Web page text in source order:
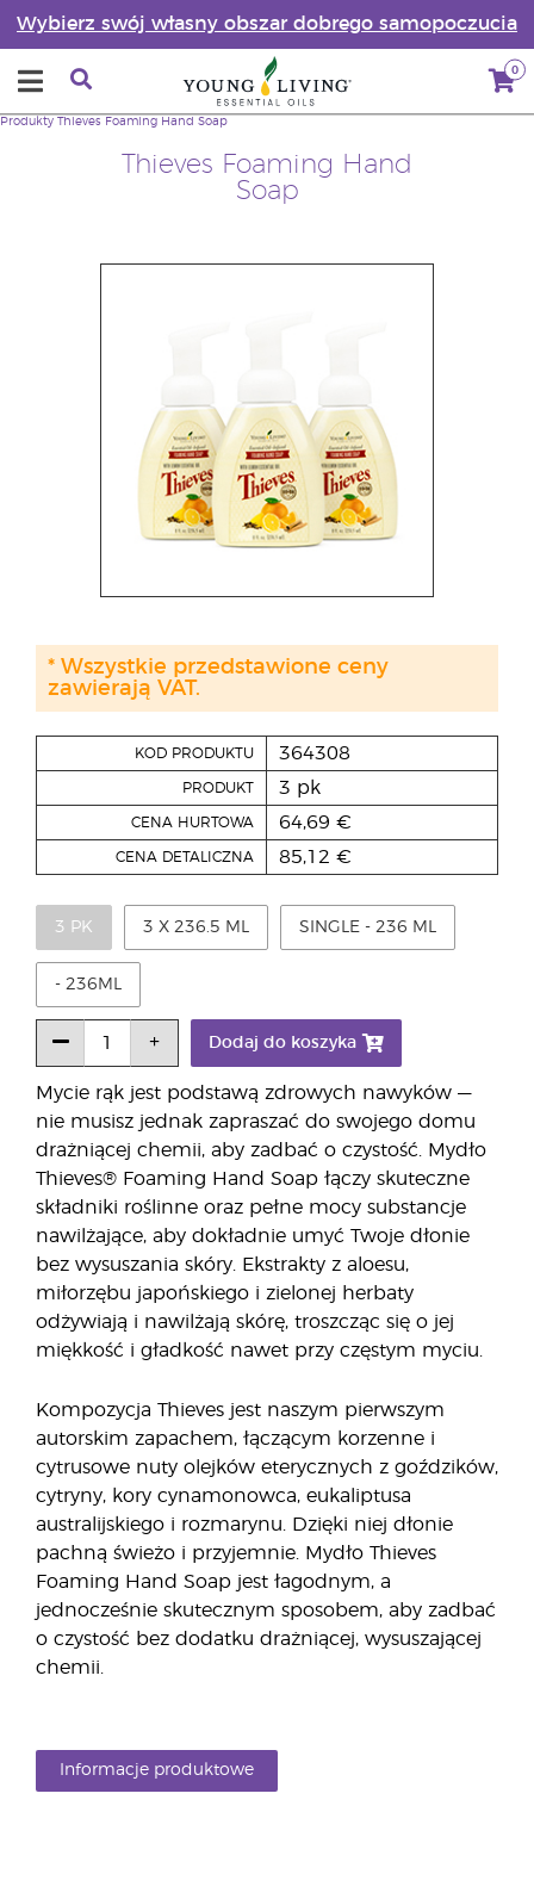
Wybierz swój własny obszar dobrego samopoczucia
0
Thieves Foaming Hand
Soap
Produkty Thieves Foaming Hand Soap
Mycie rąk jest podstawą zdrowych nawyków —
nie musisz jednak zapraszać do swojego domu
drażniącej chemii, aby zadbać o czystość. Mydło
Thieves® Foaming Hand Soap łączy skuteczne
składniki roślinne oraz pełne mocy substancje
nawilżające, aby dokładnie umyć Twoje dłonie
bez wysuszania skóry. Ekstrakty z aloesu,
miłorzębu japońskiego i zielonej herbaty
odżywiają i nawilżają skórę, troszcząc się o jej
miękkość i gładkość nawet przy częstym myciu.
Kompozycja Thieves jest naszym pierwszym
autorskim zapachem, łączącym korzenne i
cytrusowe nuty olejków eterycznych z goździków,
cytryny, kory cynamonowca, eukaliptusa
australijskiego i rozmarynu. Dzięki niej dłonie
pachną świeżo i przyjemnie. Mydło Thieves
Foaming Hand Soap jest łagodnym, a
jednocześnie skutecznym sposobem, aby zadbać
o czystość bez dodatku drażniącej, wysuszającej
chemii.
Informacje produktowe
KOD PRODUKTU 364308
PRODUKT 3 pk
CENA HURTOWA 64,69 €
CENA DETALICZNA 85,12 €
3 PK 3 X 236.5 ML SINGLE - 236 ML
- 236ML
Dodaj do koszyka
* Wszystkie przedstawione ceny
zawierają VAT.